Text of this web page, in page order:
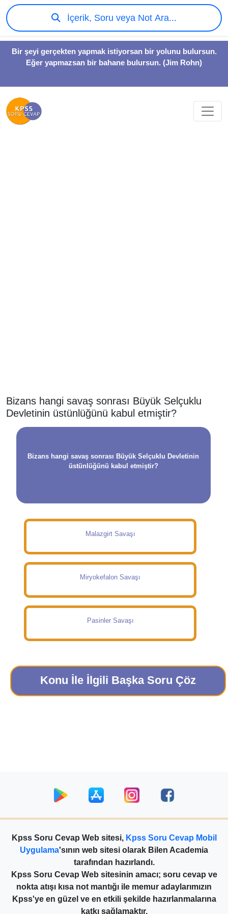
Bir şeyi gerçekten yapmak istiyorsan bir yolunu bulursun.
Eğer yapmazsan bir bahane bulursun. (Jim Rohn)
İçerik, Soru veya Not Ara...
Bizans hangi savaş sonrası Büyük Selçuklu
Devletinin üstünlüğünü kabul etmiştir?
Bizans hangi savaş sonrası Büyük Selçuklu Devletinin
üstünlüğünü kabul etmiştir?
Malazgirt Savaşı
Miryokefalon Savaşı
Pasinler Savaşı
Konu İle İlgili Başka Soru Çöz
Kpss Soru Cevap Web sitesi, Kpss Soru Cevap Mobil
Uygulama'sının web sitesi olarak Bilen Academia
tarafından hazırlandı.
Kpss Soru Cevap Web sitesinin amacı; soru cevap ve
nokta atışı kısa not mantığı ile memur adaylarımızın
Kpss'ye en güzel ve en etkili şekilde hazırlanmalarına
katkı sağlamaktır.